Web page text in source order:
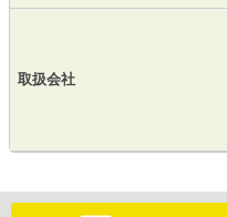
取扱会社